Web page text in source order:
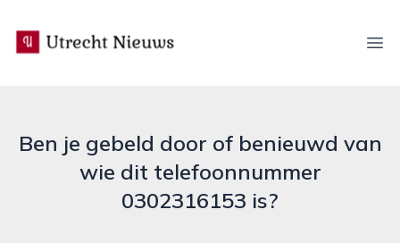
utrecht-nieuws.nl
Ben je gebeld door of benieuwd van
wie dit telefoonnummer
0302316153 is?